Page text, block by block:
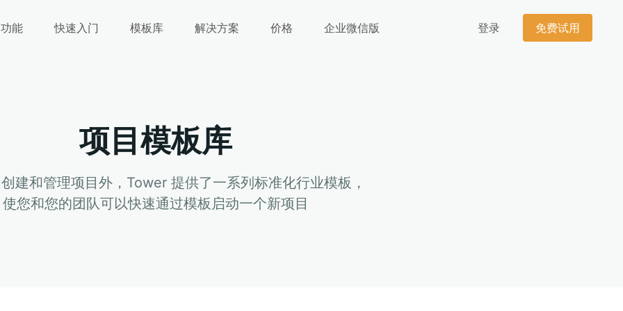
功能 快速入门 模板库 解决方案 价格 企业微信版 登录 免费试用
项目模板库
建和管理项目外，Tower 提供了一系列标准化行业模板，
使您和您的团队可以快速通过模板启动一个新项目